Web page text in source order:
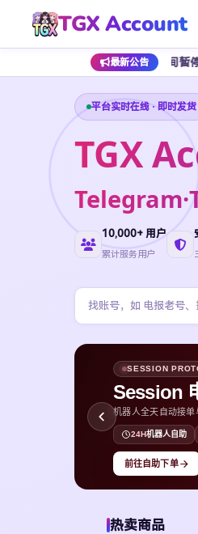
TGX Account
最新公告
早上 7 点期间暂停开放，该时段仅
平台实时在线 · 即时发货
TGX
10,000+ 用户
累计服务用户
SESSION
Session
机器人全天自动接单
24H机器人自助
前往自助下单
热卖商品